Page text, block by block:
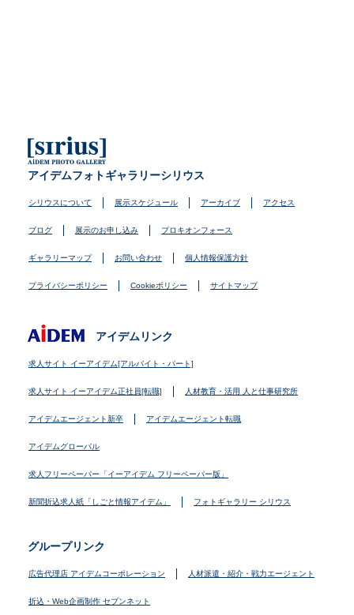
アイデムフォトギャラリーシリウス
シリウスについて 展示スケジュール アーカイブ アクセス
ブログ 展示のお申し込み プロキオンフォース
ギャラリーマップ お問い合わせ 個人情報保護方針
プライバシーポリシー Cookieポリシー サイトマップ
アイデムリンク
求人サイト イーアイデム[アルバイト・パート]
求人サイト イーアイデム正社員[転職] 人材教育・活用 人と仕事研究所
アイデムエージェント新卒 アイデムエージェント転職
アイデムグローバル
求人フリーペーパー「イーアイデム フリーペーパー版」
新聞折込求人紙「しごと情報アイデム」 フォトギャラリー シリウス
グループリンク
広告代理店 アイデムコーポレーション 人材派遣・紹介・戦力エージェント
折込・Web企画制作 セブンネット